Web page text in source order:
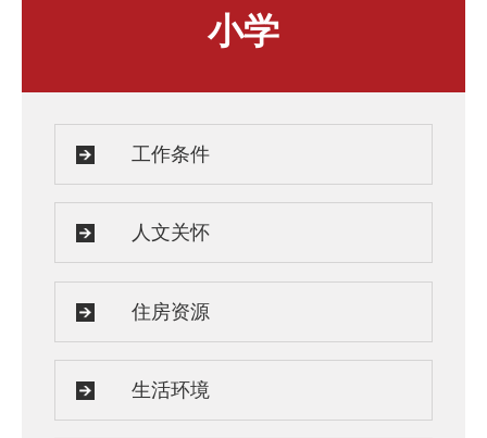
住房资源
服务保障
小学
工作条件
人文关怀
住房资源
生活环境